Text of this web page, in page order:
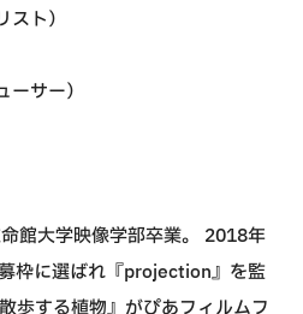
ト）
サー）
館大学映像学部卒業。 2018年
枠に選ばれ『projection』を監
歩する植物』がぴあフィルムフ